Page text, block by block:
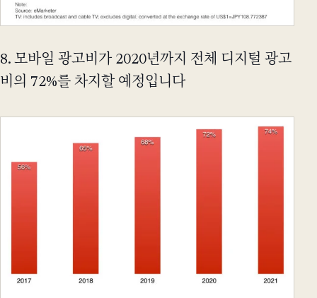
8. 모바일 광고비가 2020년까지 전체 디지털 광고
비의 72%를 차지할 예정입니다